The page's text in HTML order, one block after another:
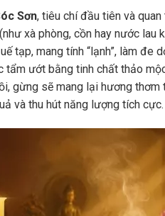
Sơn, tiêu chí đầu tiên và
xà phòng, cồn hay nước lau
tạp, mang tính “lạnh”, làm đe
ướt bằng tinh chất thảo
gừng sẽ mang lại hương
và thu hút năng lượng tích cực.